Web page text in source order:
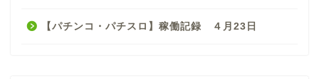
【パチンコ・パチスロ】稼働記録 ４月23日